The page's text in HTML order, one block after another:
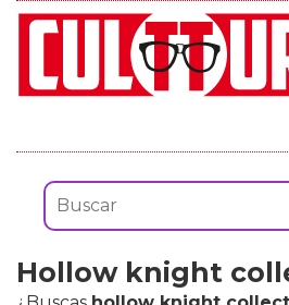
Hollow knight